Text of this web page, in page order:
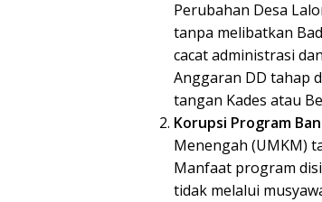
Perubahan Desa
tanpa melibatkan
cacat administrasi
Anggaran DD tahap
tangan Kades atau
Korupsi Program
Menengah (UMKM)
Manfaat program
tidak melalui